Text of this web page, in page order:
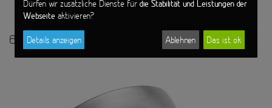
600 Platin
Dürfen wir zusätzliche Dienste für die Stabilität und Leistungen der
Webseite aktivieren?
Details anzeigen Ablehnen Das ist ok